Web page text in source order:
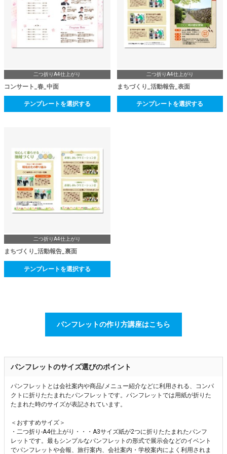
二つ折りA4仕上がり
コンサート_春_中面
テンプレートを選択する
二つ折りA4仕上がり
まちづくり_活動報告_表面
テンプレートを選択する
二つ折りA4仕上がり
まちづくり_活動報告_裏面
テンプレートを選択する
パンフレットの作り方講座はこちら
パンフレットのサイズ選びのポイント
パンフレットとは会社案内や商品/メニュー紹介などに利用される、コンパ
クトに折りたたまれたパンフレットです。パンフレットでは用紙が折りた
たまれた時のサイズが表記されています。
＜おすすめサイズ＞
・二つ折り-A4仕上がり・・・A3サイズ紙が2つに折りたたまれたパンフ
レットです。最もシンプルなパンフレットの形式で展示会などのイベント
でパンフレットや会報、旅行案内、会社案内・学校案内によく利用されま